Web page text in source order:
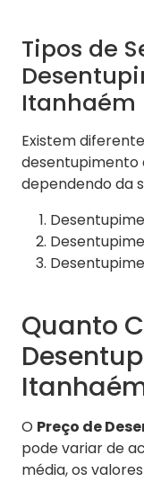
Tipos de
Itanhaém
Existem
desentupimento
dependendo da
Quanto
O Preço de
pode variar de
média, os